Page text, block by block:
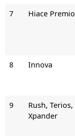
7
Hiace Premio
8
Innova
9
Rush, Terios,
Xpander